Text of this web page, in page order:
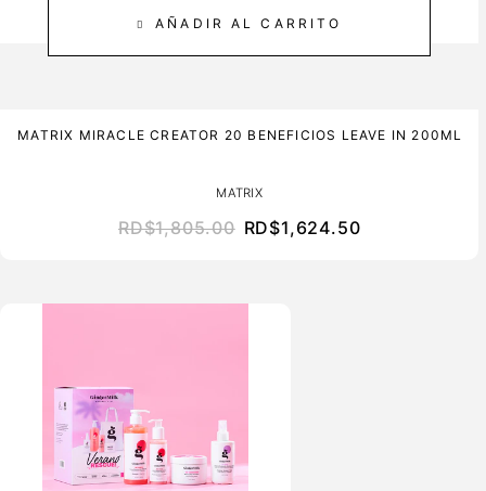
AÑADIR AL CARRITO
MATRIX MIRACLE CREATOR 20 BENEFICIOS LEAVE IN 200ML
MATRIX
RD$1,805.00 RD$1,624.50